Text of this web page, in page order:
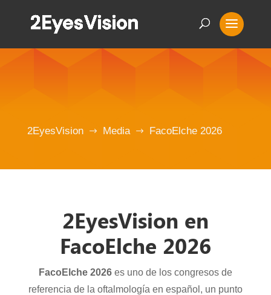
2EyesVision $ Media $ FacoElche 2026
2EyesVision en
FacoElche 2026
FacoElche 2026es uno de los congresos de
referencia de la oftalmología en español, un punto